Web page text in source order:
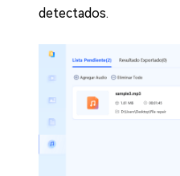
detectados.